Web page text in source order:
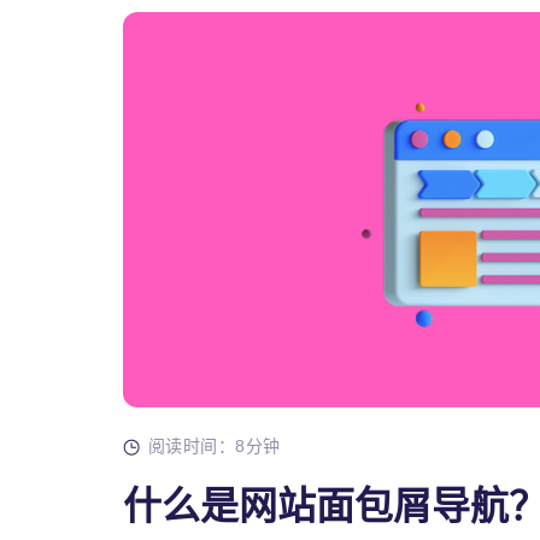
阅读时间：8分钟
什么是网站面包屑导航